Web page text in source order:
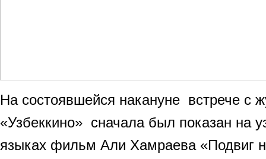
На состоявшейся накануне встрече с
«Узбеккино» сначала был показан на
языках фильм Али Хамраева «Подвиг